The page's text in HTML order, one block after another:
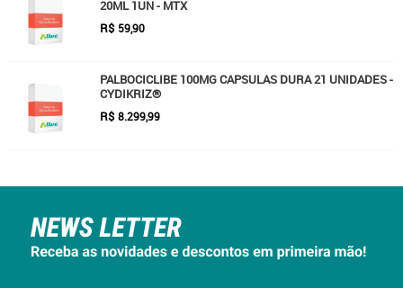
20ML 1UN - MTX
R$ 59,90
PALBOCICLIBE 100MG CAPSULAS DURA 21 UNIDADES -
CYDIKRIZ®
R$ 8.299,99